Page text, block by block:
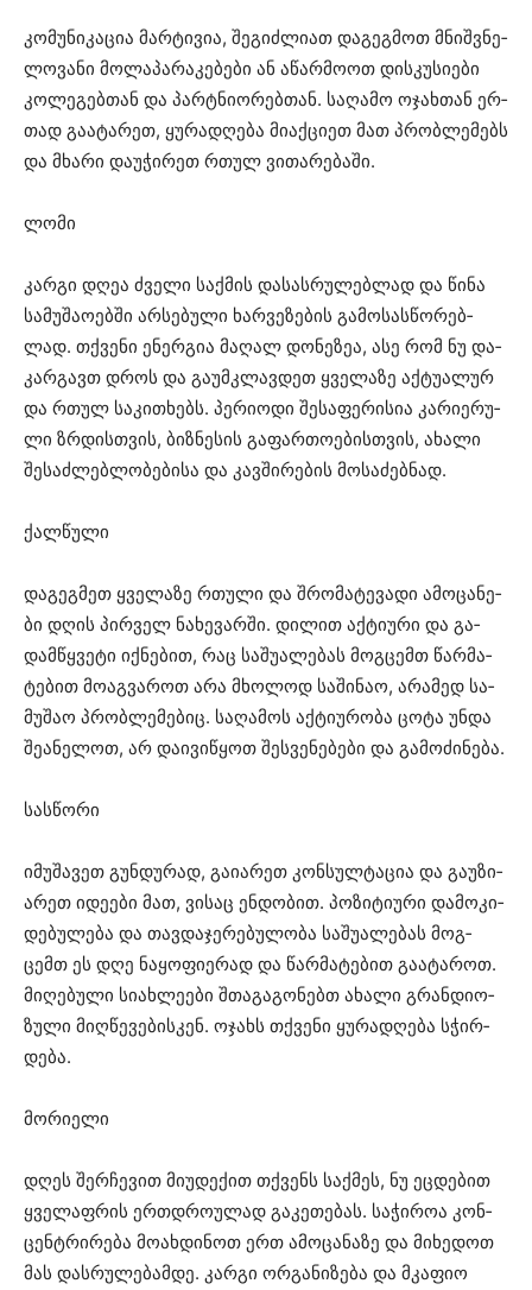
კო­მუ­ნი­კა­ცია მარ­ტი­ვია, შე­გიძ­ლი­ათ და­გეგ­მოთ მნიშ­ვნე­
ლო­ვა­ნი მო­ლა­პა­რა­კე­ბე­ბი ან აწარ­მო­ოთ დის­კუ­სი­ე­ბი
კო­ლე­გებ­თან და პარტნი­ო­რებ­თან. სა­ღა­მო ოჯახ­თან ერ­
თად გა­ა­ტა­რეთ, ყუ­რა­დღე­ბა მი­აქ­ცი­ეთ მათ პრობ­ლე­მებს
და მხა­რი და­უ­ჭი­რეთ რთულ ვი­თა­რე­ბა­ში.
ლომი
კარ­გი დღეა ძვე­ლი საქ­მის და­სას­რუ­ლებ­ლად და წინა
სა­მუ­შა­ო­ებ­ში არ­სე­ბუ­ლი ხარ­ვე­ზე­ბის გა­მო­სას­წო­რებ­
ლად. თქვე­ნი ენერ­გია მა­ღალ დო­ნე­ზეა, ასე რომ ნუ და­
კარ­გავთ დროს და გა­უმკლავ­დეთ ყვე­ლა­ზე აქ­ტუ­ა­ლურ
და რთულ სა­კი­თხებს. პე­რი­ო­დი შე­სა­ფე­რი­სია კა­რი­ე­რუ­
ლი ზრდის­თვის, ბიზ­ნე­სის გა­ფარ­თო­ე­ბის­თვის, ახა­ლი
შე­საძ­ლებ­ლო­ბე­ბი­სა და კავ­ში­რე­ბის მო­სა­ძებ­ნად.
ქალ­წუ­ლი
და­გეგ­მეთ ყვე­ლა­ზე რთუ­ლი და შრო­მა­ტე­ვა­დი ამო­ცა­ნე­
ბი დღის პირ­ველ ნა­ხე­ვარ­ში. დი­ლით აქ­ტი­უ­რი და გა­
დამ­წყვე­ტი იქ­ნე­ბით, რაც სა­შუ­ა­ლე­ბას მოგ­ცემთ წარ­მა­
ტე­ბით მო­აგ­ვა­როთ არა მხო­ლოდ სა­ში­ნაო, არა­მედ სა­
მუ­შაო პრობ­ლე­მე­ბიც. სა­ღა­მოს აქ­ტი­უ­რო­ბა ცოტა უნდა
შე­ა­ნე­ლოთ, არ და­ი­ვი­წყოთ შეს­ვე­ნე­ბე­ბი და გა­მო­ძი­ნე­ბა.
სას­წო­რი
იმუ­შა­ვეთ გუნ­დუ­რად, გა­ი­ა­რეთ კონ­სულ­ტა­ცია და გა­უ­ზი­
ა­რეთ იდე­ე­ბი მათ, ვი­საც ენ­დო­ბით. პო­ზი­ტი­უ­რი და­მო­კი­
დე­ბუ­ლე­ბა და თავ­და­ჯე­რე­ბუ­ლო­ბა სა­შუ­ა­ლე­ბას მოგ­
ცემთ ეს დღე ნა­ყო­ფი­ე­რად და წარ­მა­ტე­ბით გა­ა­ტა­როთ.
მი­ღე­ბუ­ლი სი­ახ­ლე­ე­ბი შთა­გა­გო­ნებთ ახა­ლი გრან­დი­ო­
ზუ­ლი მიღ­წე­ვე­ბის­კენ. ოჯახს თქვე­ნი ყუ­რა­დღე­ბა სჭირ­
დე­ბა.
მო­რი­ე­ლი
დღეს შერ­ჩე­ვით მი­უ­დე­ქით თქვენს საქ­მეს, ნუ ეც­დე­ბით
ყვე­ლაფ­რის ერ­თდრო­უ­ლად გა­კე­თე­ბას. სა­ჭი­როა კონ­
ცენ­ტრი­რე­ბა მო­ახ­დი­ნოთ ერთ ამო­ცა­ნა­ზე და მი­ხე­დოთ
მას დას­რუ­ლე­ბამ­დე. კარ­გი ორ­გა­ნი­ზე­ბა და მკა­ფიო